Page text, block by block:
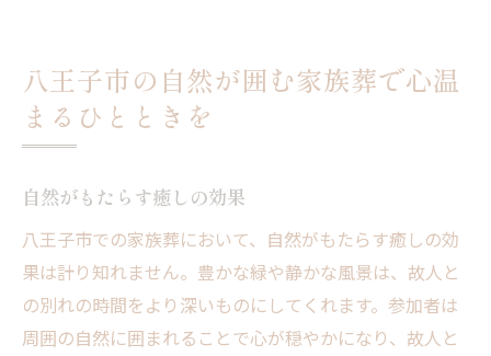
八王子市の自然が囲む家族葬で心温
まるひとときを
自然がもたらす癒しの効果
八王子市での家族葬において、自然がもたらす癒しの効
果は計り知れません。豊かな緑や静かな風景は、故人と
の別れの時間をより深いものにしてくれます。参加者は
周囲の自然に囲まれることで心が穏やかになり、故人と